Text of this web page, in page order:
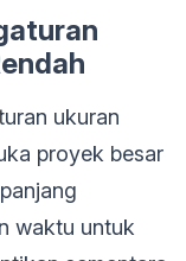
ukuran
proyek besar
waktu untuk